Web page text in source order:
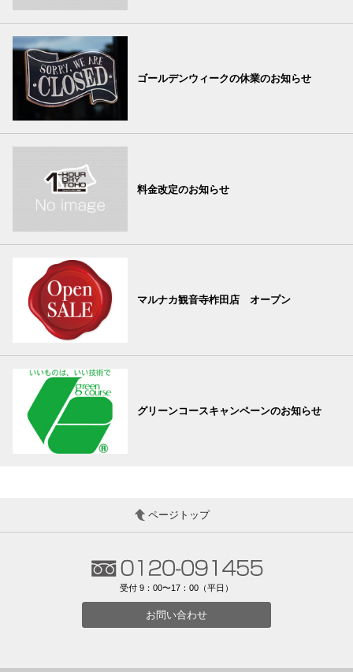
ゴールデンウィークの休業のお知らせ
料金改定のお知らせ
マルナカ観音寺柞田店 オープン
グリーンコースキャンペーンのお知らせ
ページトップ
受付 9：00〜17：00（平日）
お問い合わせ